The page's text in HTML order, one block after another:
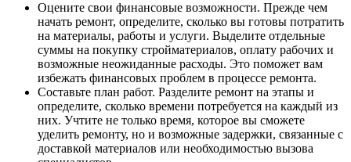
Оцените свои финансовые возможности. Прежде чем
начать ремонт, определите, сколько вы готовы потратить
на материалы, работы и услуги. Выделите отдельные
суммы на покупку стройматериалов, оплату рабочих и
возможные неожиданные расходы. Это поможет вам
избежать финансовых проблем в процессе ремонта.
Составьте план работ. Разделите ремонт на этапы и
определите, сколько времени потребуется на каждый из
них. Учтите не только время, которое вы сможете
уделить ремонту, но и возможные задержки, связанные с
доставкой материалов или необходимостью вызова